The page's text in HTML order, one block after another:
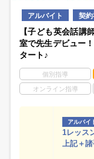
アルバイト 契約
【子ども英会話
室で先生デビュー
タート♪
個別指導
オンライン指導
アルバイ
1レッス
上記＋